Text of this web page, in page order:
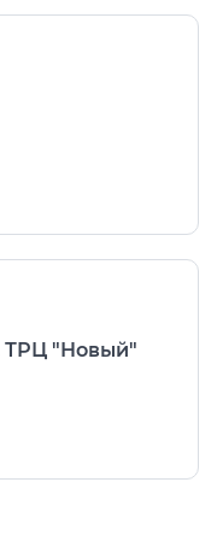
ТРЦ "Новый"